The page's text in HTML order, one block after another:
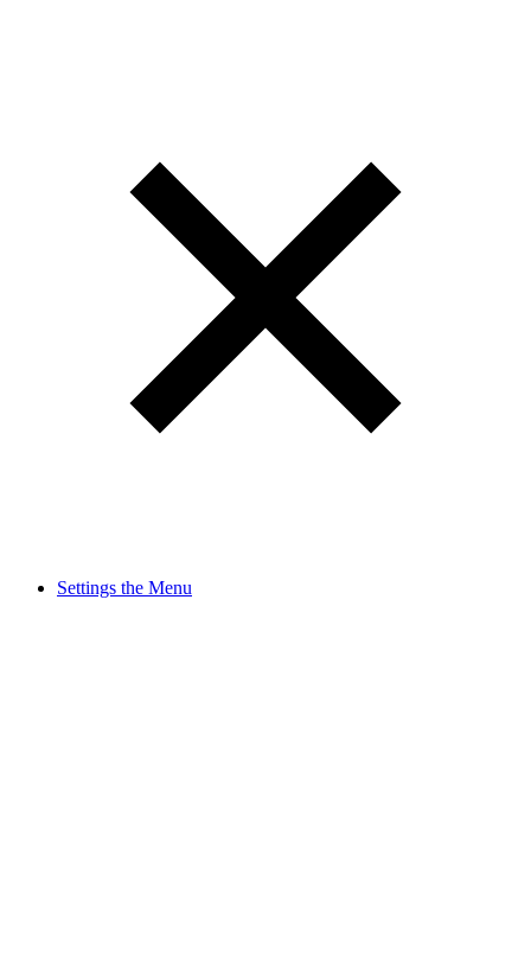
Settings the Menu